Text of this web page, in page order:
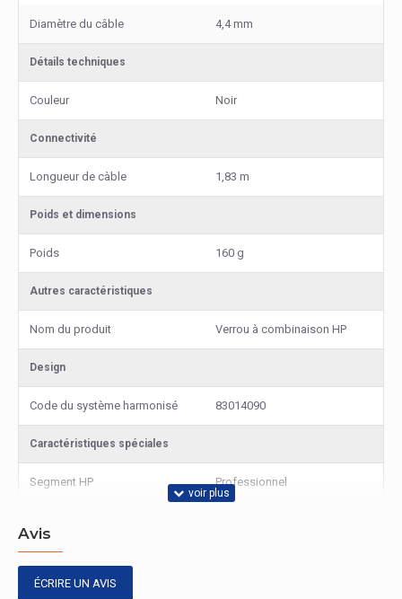
Diamètre du câble 4,4 mm
Détails techniques
Couleur Noir
Connectivité
Longueur de càble 1,83 m
Poids et dimensions
Poids 160 g
Autres caractéristiques
Nom du produit Verrou à combinaison HP
Design
Code du système harmonisé 83014090
Caractéristiques spéciales
Segment HP Professionnel
Avis
ÉCRIRE UN AVIS